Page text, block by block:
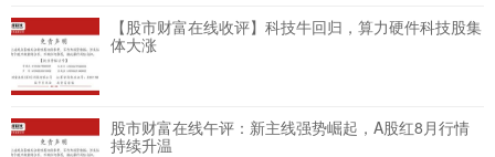
【股市财富在线收评】科技牛回归，算力硬件科技股集
体大涨
股市财富在线午评：新主线强势崛起，A股红8月行情
持续升温